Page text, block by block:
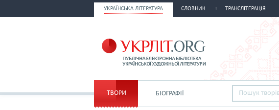
УКРАЇНСЬКА ЛІТЕРАТУРА СЛОВНИК ТРАНСЛІТЕРАЦІЯ
ТВОРИ БІОГРАФІЇ